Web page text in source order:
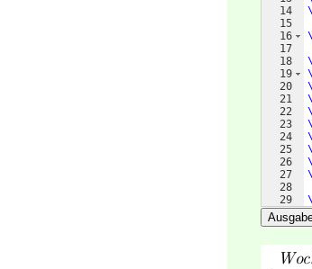
14
15
16
17
18
19
20
21
22
23
24
25
26
27
28
29